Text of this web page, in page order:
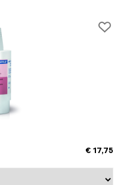
€ 17,75